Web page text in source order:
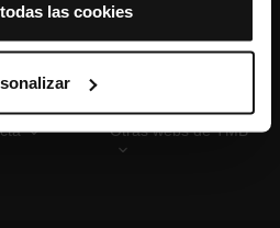
indicar si quieres que se
de esa clase.
tus preferencias, debes
y configurar”. Así se instalarán
que selecciones las cookies
permiten recordar tus
el idioma) y mejoran tu
las cookies
Otras webs de TMB